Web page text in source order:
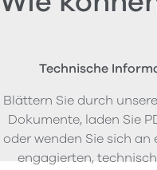
Technische
Blättern Sie durch
Dokumente, laden Sie
oder wenden Sie sich an
engagierten,